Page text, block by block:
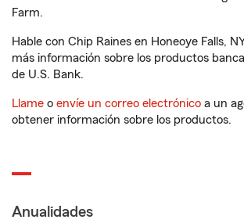
Farm.
Hable con Chip Raines en Honeoye Falls,
más información sobre los productos
de U.S. Bank.
Llame o envíe un correo electrónico a un
obtener información sobre los productos.
Anualidades